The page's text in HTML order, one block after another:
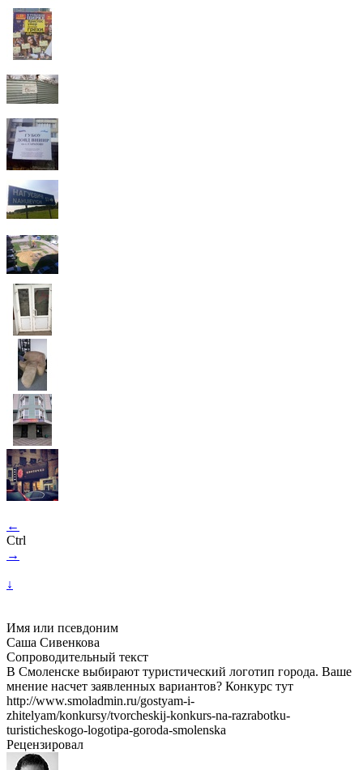
←
Ctrl
→
↓
Имя или псевдоним
Саша Сивенкова
Сопроводительный текст
В Смоленске выбирают туристический логотип города. Ваше
мнение насчет заявленных вариантов? Конкурс тут
http://www.smoladmin.ru/gostyam-i-
zhitelyam/konkursy/tvorcheskij-konkurs-na-razrabotku-
turisticheskogo-logotipa-goroda-smolenska
Рецензировал